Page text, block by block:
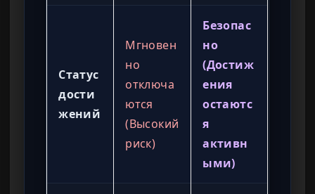
Статус
дости
жений
Мгновен
но
отключа
ются
(Высокий
риск)
Безопас
но
(Достиж
ения
остаютс
я
активн
ыми)